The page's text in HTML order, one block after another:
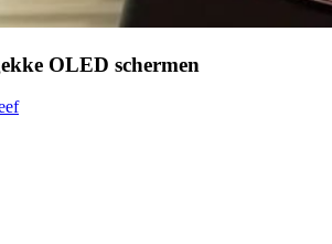
OLED schermen